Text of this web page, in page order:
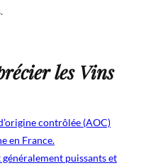
les Vins
contrôlée (AOC)
en France.
généralement puissants et